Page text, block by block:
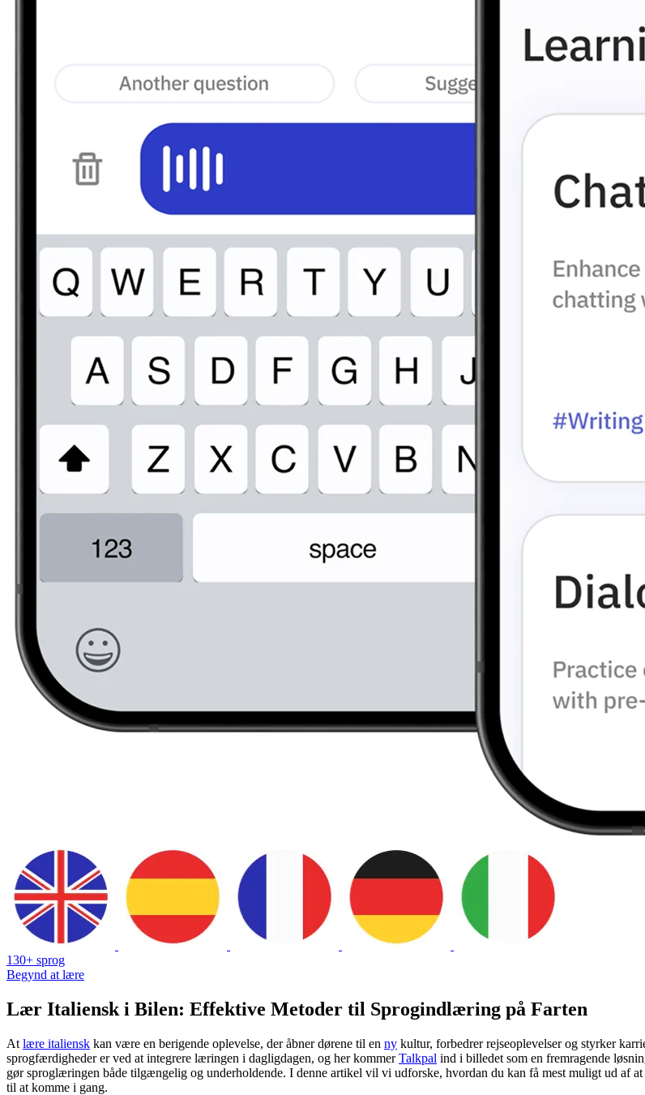
130+ sprog
Begynd at lære
Lær Italiensk i Bilen: Effektive Metoder til Sprogindlæring på Farten
At lære italiensk kan være en berigende oplevelse, der åbner dørene til en ny kultur, forbedrer rejseoplevelser og styrker
sprogfærdigheder er ved at integrere læringen i dagligdagen, og her kommerTalkpal ind i billedet som en fremragende
gør sproglæringen både tilgængelig og underholdende. I denne artikel vil vi udforske, hvordan du kan få mest muligt ud af
til at komme i gang.